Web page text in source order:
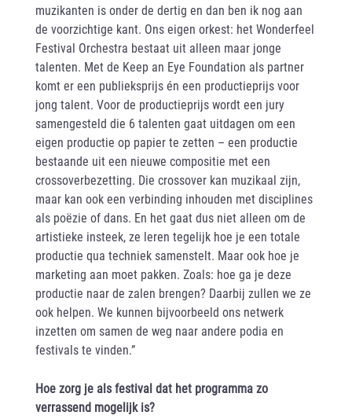
muzikanten is onder de dertig en dan ben ik nog aan
de voorzichtige kant. Ons eigen orkest: het Wonderfeel
Festival Orchestra bestaat uit alleen maar jonge
talenten. Met de Keep an Eye Foundation als partner
komt er een publieksprijs én een productieprijs voor
jong talent. Voor de productieprijs wordt een jury
samengesteld die 6 talenten gaat uitdagen om een
eigen productie op papier te zetten – een productie
bestaande uit een nieuwe compositie met een
crossoverbezetting. Die crossover kan muzikaal zijn,
maar kan ook een verbinding inhouden met disciplines
als poëzie of dans. En het gaat dus niet alleen om de
artistieke insteek, ze leren tegelijk hoe je een totale
productie qua techniek samenstelt. Maar ook hoe je
marketing aan moet pakken. Zoals: hoe ga je deze
productie naar de zalen brengen? Daarbij zullen we ze
ook helpen. We kunnen bijvoorbeeld ons netwerk
inzetten om samen de weg naar andere podia en
festivals te vinden.”
Hoe zorg je als festival dat het programma zo
verrassend mogelijk is?